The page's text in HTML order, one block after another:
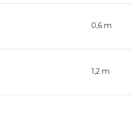
0,6 m
1,2 m